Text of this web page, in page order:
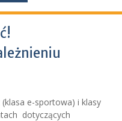
e-sportowa) i klasy
dotyczących